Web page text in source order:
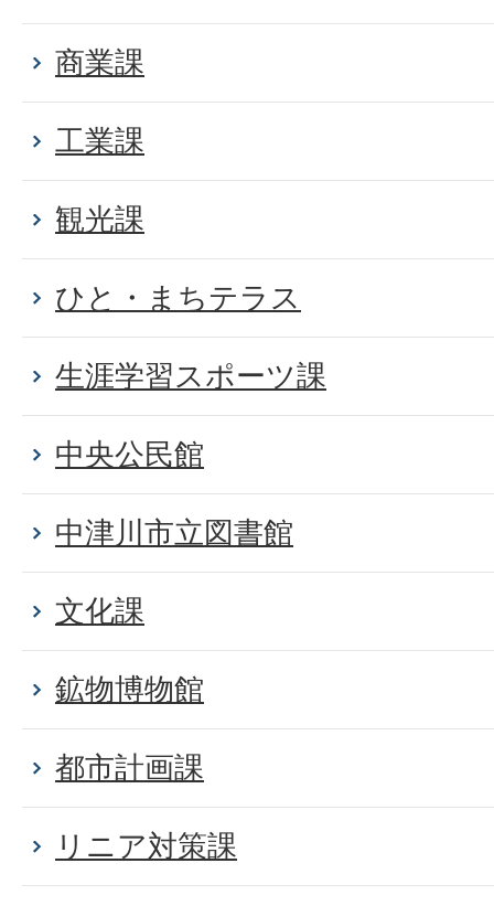
商業課
工業課
観光課
ひと・まちテラス
生涯学習スポーツ課
中央公民館
中津川市立図書館
文化課
鉱物博物館
都市計画課
リニア対策課